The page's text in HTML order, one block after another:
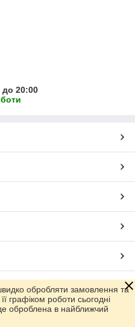
до 20:00
Prom.ua
обробляти замовлення та
графіком роботи сьогодні
оброблена в найближчий